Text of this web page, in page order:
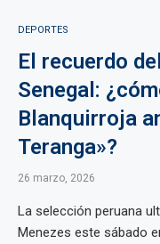
DEPORTES
El recuerdo
Senegal:
Blanquirroja
Teranga»?
26 marzo, 2026
La selección peruana
Menezes este sábado